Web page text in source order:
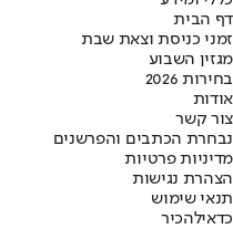
דף הבית
זמני כניסת וצאת שבת
מגזין השבוע
בחירות 2026
אודות
צור קשר
נבחרת הכתבים והפרשנים
מדיניות פרטיות
הצהרת נגישות
תנאי שימוש
כדאילהכיר